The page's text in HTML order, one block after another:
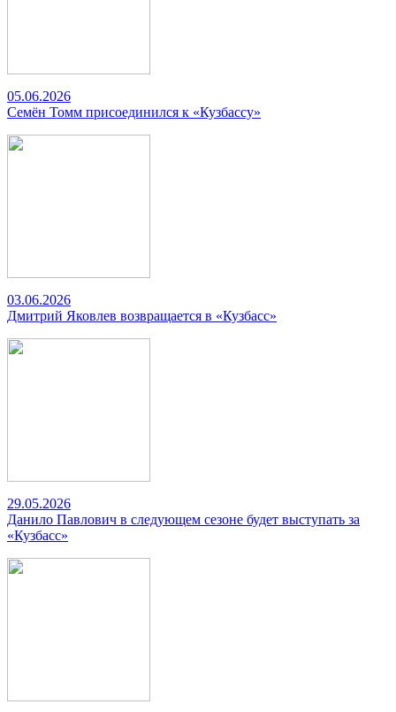
05.06.2026
Семён Томм присоединился к «Кузбассу»
03.06.2026
Дмитрий Яковлев возвращается в «Кузбасс»
29.05.2026
Данило Павлович в следующем сезоне будет выступать за
«Кузбасс»